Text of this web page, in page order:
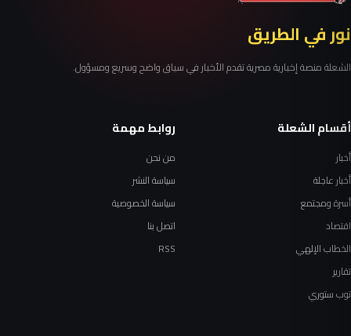
نور في الطريق
الشعلة منصة إخبارية مصرية تقدم الأخبار في سياق واضح وسريع ومسؤول.
أقسام الشعلة
أخبار
أخبار عاجلة
أسرة ومجتمع
اقتصاد
الخطاب الإلهي
تقارير
توب ستوري
روابط مهمة
من نحن
سياسة النشر
سياسة الخصوصية
اتصل بنا
RSS